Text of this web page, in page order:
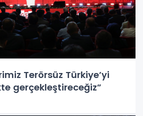
Terörsüz Türkiye’yi
gerçekleştireceğiz”